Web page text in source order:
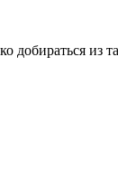
из